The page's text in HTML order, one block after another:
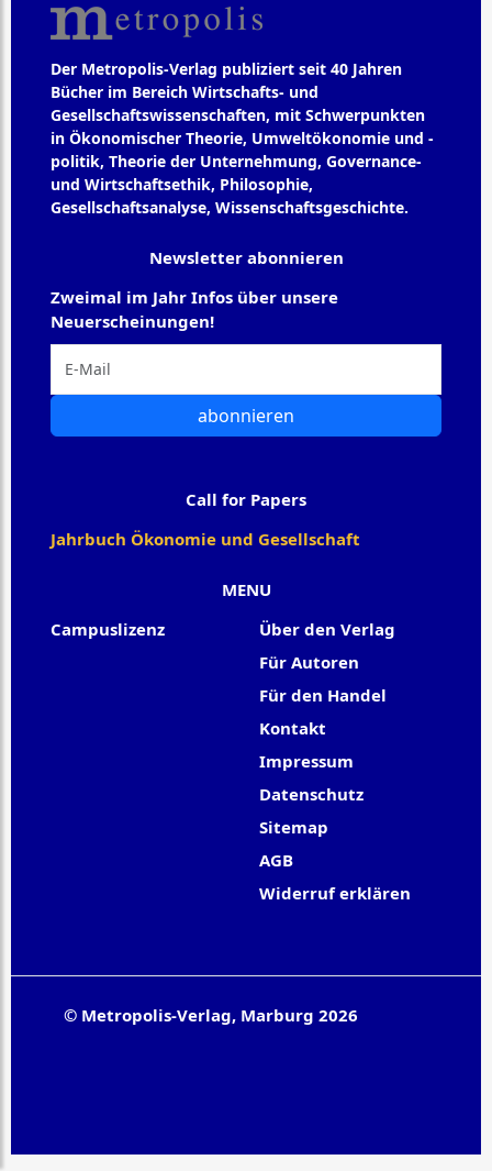
Der Metropolis-Verlag publiziert seit 40 Jahren
Bücher im Bereich Wirtschafts- und
Gesellschaftswissenschaften, mit Schwerpunkten
in Ökonomischer Theorie, Umweltökonomie und -
politik, Theorie der Unternehmung, Governance-
und Wirtschaftsethik, Philosophie,
Gesellschaftsanalyse, Wissenschaftsgeschichte.
MENU
Campuslizenz
Über den Verlag
Für Autoren
Für den Handel
Kontakt
Impressum
Datenschutz
Sitemap
AGB
Widerruf erklären
Newsletter abonnieren
Zweimal im Jahr Infos über unsere
Neuerscheinungen!
abonnieren
Call for Papers
Jahrbuch Ökonomie und Gesellschaft
© Metropolis-Verlag, Marburg 2026